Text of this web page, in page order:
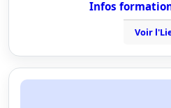
Infos
Voir